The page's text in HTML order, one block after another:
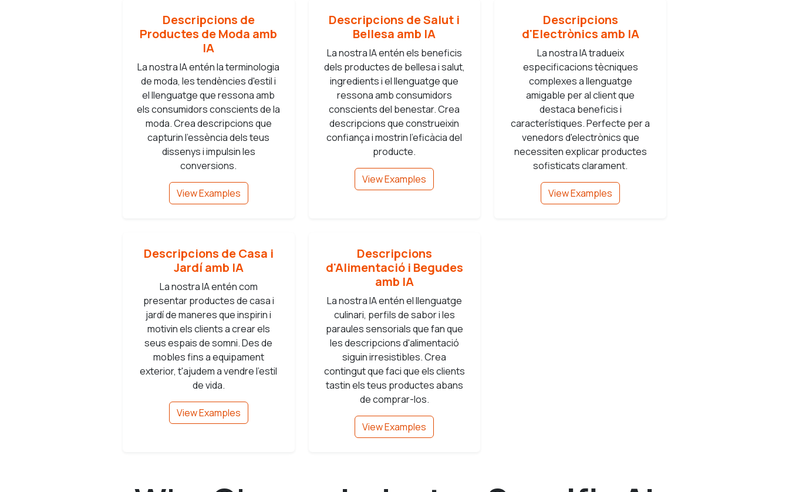
Descripcions de
Productes de Moda amb
IA
La nostra IA entén la terminologia
de moda, les tendències d'estil i
el llenguatge que ressona amb
els consumidors conscients de la
moda. Crea descripcions que
capturin l'essència dels teus
dissenys i impulsin les
conversions.
View Examples
Descripcions de Salut i
Bellesa amb IA
La nostra IA entén els beneficis
dels productes de bellesa i salut,
ingredients i el llenguatge que
ressona amb consumidors
conscients del benestar. Crea
descripcions que construeixin
confiança i mostrin l'eficàcia del
producte.
View Examples
Descripcions
d'Electrònics amb IA
La nostra IA tradueix
especificacions tècniques
complexes a llenguatge
amigable per al client que
destaca beneficis i
característiques. Perfecte per a
venedors d'electrònics que
necessiten explicar productes
sofisticats clarament.
View Examples
Descripcions de Casa i
Jardí amb IA
La nostra IA entén com
presentar productes de casa i
jardí de maneres que inspirin i
motivin els clients a crear els
seus espais de somni. Des de
mobles fins a equipament
exterior, t'ajudem a vendre l'estil
de vida.
View Examples
Descripcions
d'Alimentació i Begudes
amb IA
La nostra IA entén el llenguatge
culinari, perfils de sabor i les
paraules sensorials que fan que
les descripcions d'alimentació
siguin irresistibles. Crea
contingut que faci que els clients
tastin els teus productes abans
de comprar-los.
View Examples